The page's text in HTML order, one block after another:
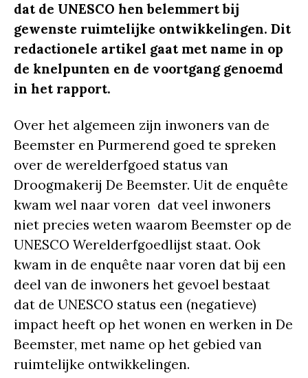
dat de UNESCO hen belemmert bij
gewenste ruimtelijke ontwikkelingen. Dit
redactionele artikel gaat met name in op
de knelpunten en de voortgang genoemd
in het rapport.
Over het algemeen zijn inwoners van de
Beemster en Purmerend goed te spreken
over de werelderfgoed status van
Droogmakerij De Beemster. Uit de enquête
kwam wel naar voren dat veel inwoners
niet precies weten waarom Beemster op de
UNESCO Werelderfgoedlijst staat. Ook
kwam in de enquête naar voren dat bij een
deel van de inwoners het gevoel bestaat
dat de UNESCO status een (negatieve)
impact heeft op het wonen en werken in De
Beemster, met name op het gebied van
ruimtelijke ontwikkelingen.